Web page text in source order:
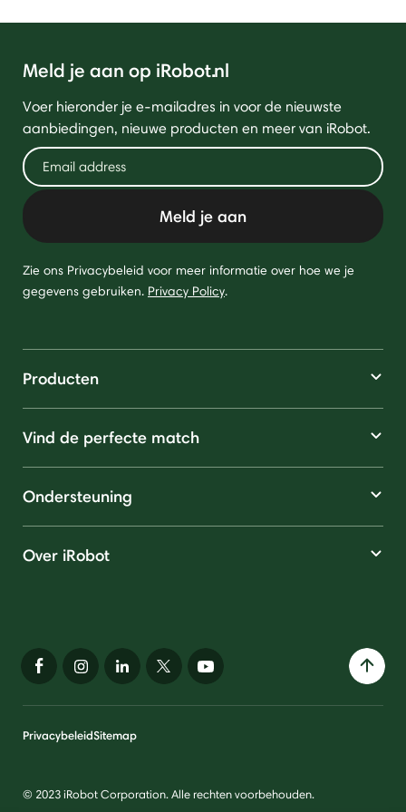
Meld je aan op iRobot.nl
Voer hieronder je e-mailadres in voor de nieuwste
aanbiedingen, nieuwe producten en meer van iRobot.
Meld je aan
Zie ons Privacybeleid voor meer informatie over hoe we je
gegevens gebruiken. Privacy Policy.
Producten
Vind de perfecte match
Ondersteuning
Over iRobot
PrivacybeleidSitemap
© 2023 iRobot Corporation. Alle rechten voorbehouden.